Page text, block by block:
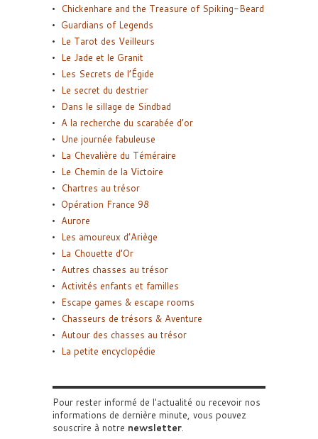
Chickenhare and the Treasure of Spiking-Beard
Guardians of Legends
Le Tarot des Veilleurs
Le Jade et le Granit
Les Secrets de l’Égide
Le secret du destrier
Dans le sillage de Sindbad
A la recherche du scarabée d’or
Une journée fabuleuse
La Chevalière du Téméraire
Le Chemin de la Victoire
Chartres au trésor
Opération France 98
Aurore
Les amoureux d’Ariège
La Chouette d’Or
Autres chasses au trésor
Activités enfants et familles
Escape games & escape rooms
Chasseurs de trésors & Aventure
Autour des chasses au trésor
La petite encyclopédie
Pour rester informé de l'actualité ou recevoir nos
informations de dernière minute, vous pouvez
souscrire à notre newsletter.